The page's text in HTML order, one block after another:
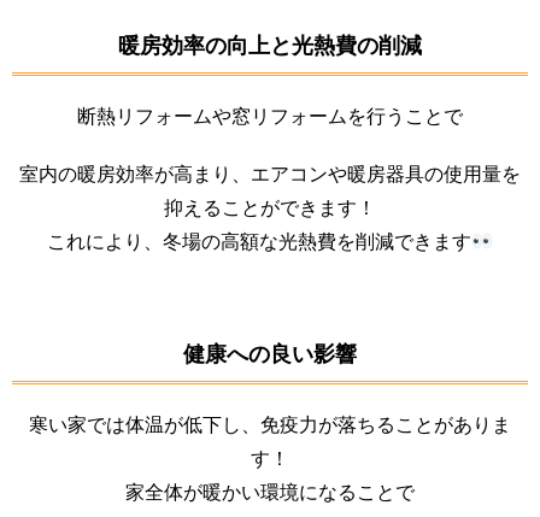
暖房効率の向上と光熱費の削減
断熱リフォームや窓リフォームを行うことで
室内の暖房効率が高まり、エアコンや暖房器具の使用量を
抑えることができます！
これにより、冬場の高額な光熱費を削減できます
健康への良い影響
寒い家では体温が低下し、免疫力が落ちることがありま
す！
家全体が暖かい環境になることで